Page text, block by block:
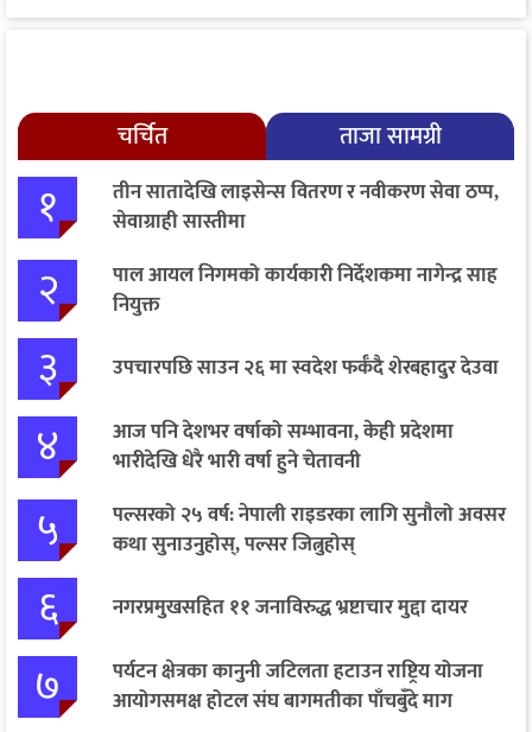
चर्चित ताजा सामग्री
१
तीन सातादेखि लाइसेन्स वितरण र नवीकरण सेवा ठप्प,
सेवाग्राही सास्तीमा
२
पाल आयल निगमको कार्यकारी निर्देशकमा नागेन्द्र साह
नियुक्त
३ उपचारपछि साउन २६ मा स्वदेश फर्कँदै शेरबहादुर देउवा
४
आज पनि देशभर वर्षाको सम्भावना, केही प्रदेशमा
भारीदेखि धेरै भारी वर्षा हुने चेतावनी
५
पल्सरको २५ वर्ष: नेपाली राइडरका लागि सुनौलो अवसर
कथा सुनाउनुहोस्, पल्सर जित्नुहोस्
६ नगरप्रमुखसहित ११ जनाविरुद्ध भ्रष्टाचार मुद्दा दायर
७
पर्यटन क्षेत्रका कानुनी जटिलता हटाउन राष्ट्रिय योजना
आयोगसमक्ष होटल संघ बागमतीका पाँचबुँदे माग